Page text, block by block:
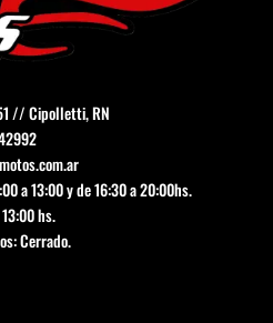
// Cipolletti, RN
a 13:00 y de 16:30 a 20:00hs.
hs.
Cerrado.